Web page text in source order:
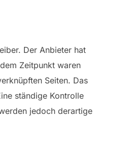
Der Anbieter hat
Zeitpunkt waren
Seiten. Das
ständige Kontrolle
jedoch derartige